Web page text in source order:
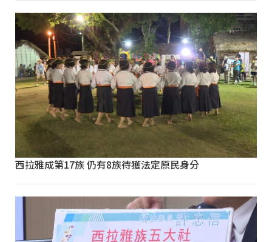
西拉雅成第17族 仍有8族待獲法定原民身分